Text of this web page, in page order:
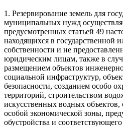
1. Резервирование земель для
муниципальных нужд
предусмотренных статьей 49
находящихся в государственной
собственности и не
юридическим лицам, также в
размещением объектов
социальной инфраструктур,
безопасности, созданием особо
территорий, строительством
искусственных водных
особой экономической зоны,
обустройства и